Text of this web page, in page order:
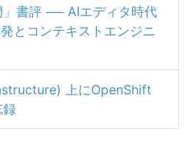
」書評 ── AIエディタ時代
とコンテキストエンジニ
上にOpenShift
録